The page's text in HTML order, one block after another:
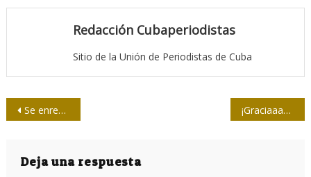
Redacción Cubaperiodistas
Sitio de la Unión de Periodistas de Cuba
Navegación
entradas
Se enreda la bola blanda ¡Graciaaaaas… Félix!
Deja una respuesta